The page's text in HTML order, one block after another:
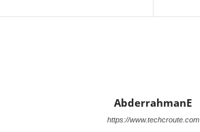
AbderrahmanE
https://www.techcroute.com